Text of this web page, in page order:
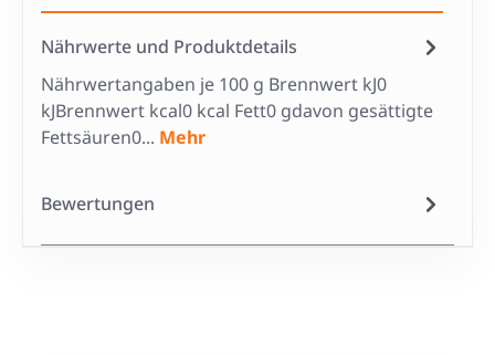
Nährwerte und Produktdetails
Nährwertangaben je 100 g Brennwert kJ0
kJBrennwert kcal0 kcal Fett0 gdavon gesättigte
Fettsäuren0... Mehr
Bewertungen